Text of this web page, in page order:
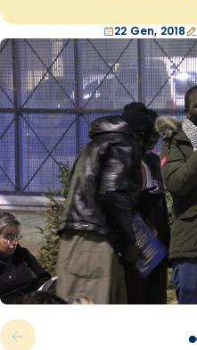
22 Gen, 2018